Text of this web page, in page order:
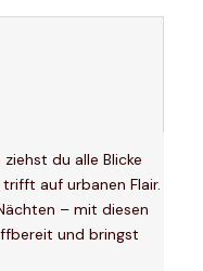
du alle Blicke
auf urbanen Flair.
– mit diesen
und bringst